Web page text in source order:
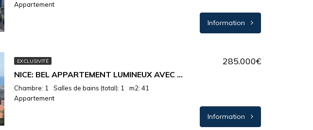
Appartement
Information
EXCLUSIVITÉ
NICE: BEL APPARTEMENT LUMINEUX AVEC UNE VUE À COUPER LE SOUFFLE
Chambre: 1 Salles de bains (total): 1
m2: 41
Appartement
285.000€
Information